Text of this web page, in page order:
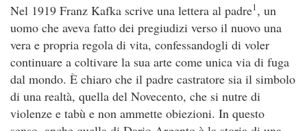
Nel 1919 Franz Kafka scrive una lettera al padre1, un
uomo che aveva fatto dei pregiudizi verso il nuovo una
vera e propria regola di vita, confessandogli di voler
continuare a coltivare la sua arte come unica via di fuga
dal mondo. È chiaro che il padre castratore sia il simbolo
di una realtà, quella del Novecento, che si nutre di
violenze e tabù e non ammette obiezioni. In questo